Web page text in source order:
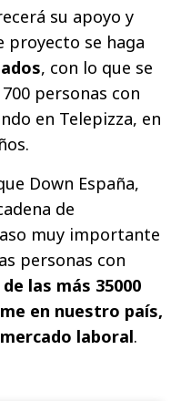
su apoyo y
proyecto se haga
, con lo que se
personas con
en Telepizza, en
Down España,
de
muy importante
personas con
de las más 35000
en nuestro país,
laboral.